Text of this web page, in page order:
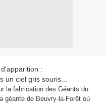
:
un ciel gris souris...
la fabrication des Géants du
géante de Beuvry-la-Forêt où